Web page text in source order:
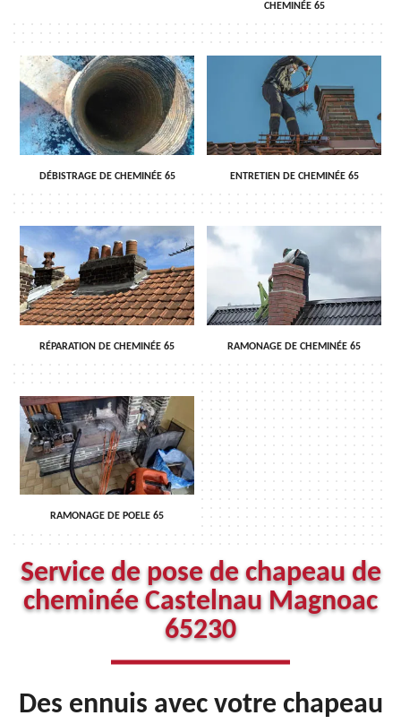
CHEMINÉE 65
DÉBISTRAGE DE CHEMINÉE 65 ENTRETIEN DE CHEMINÉE 65
RÉPARATION DE CHEMINÉE 65 RAMONAGE DE CHEMINÉE 65
RAMONAGE DE POELE 65
Service de pose de chapeau de
cheminée Castelnau Magnoac
65230
Des ennuis avec votre chapeau